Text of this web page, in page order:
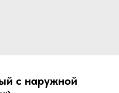
с наружной